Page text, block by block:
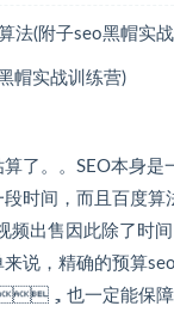
(附子seo黑帽实战
。。SEO
，而且百度算法是
视频出售因此除了时间
，精确的预算
一定能保障每课程